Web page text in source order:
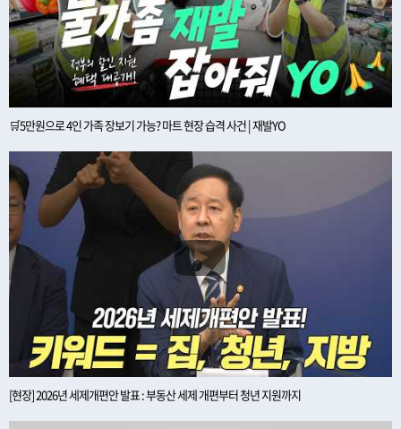
🛒5만원으로 4인 가족 장보기 가능? 마트 현장 습격 사건 | 재발YO
[현장] 2026년 세제개편안 발표 : 부동산 세제 개편부터 청년 지원까지